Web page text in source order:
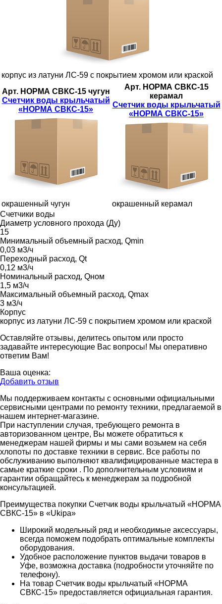
корпус из латуни ЛС-59 с покрытием хромом или краской
Арт. НОРМА СВКС-15 чугун
Счетчик воды крыльчатый
«НОРМА СВКС-15»
Арт. НОРМА СВКС-15
керамал
Счетчик воды крыльчатый
«НОРМА СВКС-15»
окрашенный чугун
окрашенный керамал
Счетчики воды
Диаметр условного прохода (Ду)
15
Минимальный объемный расход, Qmin
0,03 м3/ч
Переходный расход, Qt
0,12 м3/ч
Номинальный расход, Qном
1,5 м3/ч
Максимальный объемный расход, Qmax
3 м3/ч
Корпус
корпус из латуни ЛС-59 с покрытием хромом или краской
Оставляйте отзывы, делитесь опытом или просто
задавайте интересующие Вас вопросы! Мы оперативно
ответим Вам!
Ваша оценка:
Добавить отзыв
Мы поддерживаем контакты с основными официальными
сервисными центрами по ремонту техники, предлагаемой в
нашем интернет-магазине.
При наступлении случая, требующего ремонта в
авторизованном центре, Вы можете обратиться к
менеджерам нашей фирмы и мы сами возьмем на себя
хлопоты по доставке техники в сервис. Все работы по
обслуживанию выполняют квалифицированные мастера в
самые краткие сроки . По дополнительным условиям и
гарантии обращайтесь к менеджерам за подробной
консультацией.
Преимущества покупки Счетчик воды крыльчатый «НОРМА
СВКС-15» в «Ukipa»
Широкий модельный ряд и необходимые аксессуары,
всегда поможем подобрать оптимальные комплекты
оборудования.
Удобное расположение пунктов выдачи товаров в
Уфе, возможна доставка (подробности уточняйте по
телефону).
На товар Счетчик воды крыльчатый «НОРМА
СВКС-15» предоставляется официальная гарантия.